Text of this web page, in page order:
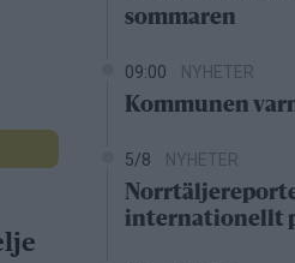
sommaren
09:00 NYHETER
Kommunen
5/8 NYHETER
internationellt